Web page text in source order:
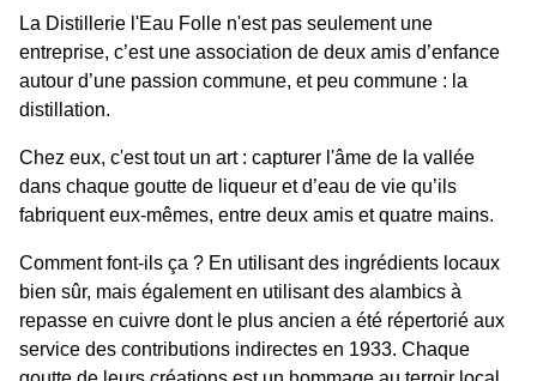
La Distillerie l'Eau Folle n'est pas seulement une
entreprise, c’est une association de deux amis d’enfance
autour d’une passion commune, et peu commune : la
distillation.
Chez eux, c'est tout un art : capturer l'âme de la vallée
dans chaque goutte de liqueur et d’eau de vie qu’ils
fabriquent eux-mêmes, entre deux amis et quatre mains.
Comment font-ils ça ? En utilisant des ingrédients locaux
bien sûr, mais également en utilisant des alambics à
repasse en cuivre dont le plus ancien a été répertorié aux
service des contributions indirectes en 1933. Chaque